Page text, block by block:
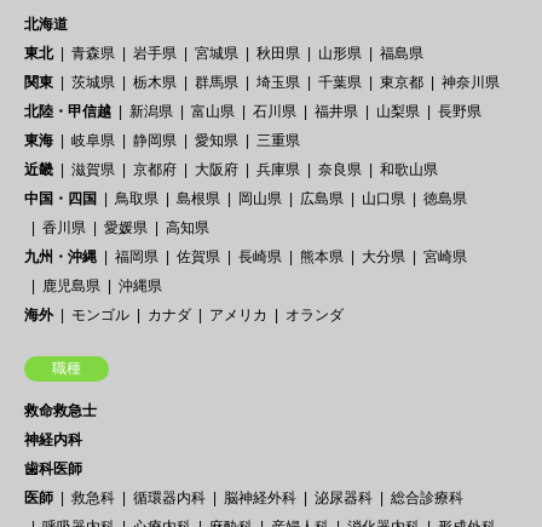
北海道
東北
青森県 岩手県 宮城県 秋田県 山形県
福島県
関東
茨城県 栃木県 群馬県 埼玉県 千葉県 東京都
神奈川県
北陸・甲信越
新潟県 富山県 石川県 福井県 山梨県
長野県
東海
岐阜県 静岡県 愛知県
三重県
近畿
滋賀県 京都府 大阪府 兵庫県 奈良県
和歌山県
中国・四国
鳥取県 島根県 岡山県 広島県 山口県
徳島県
香川県
愛媛県
高知県
九州・沖縄
福岡県 佐賀県 長崎県 熊本県 大分県
宮崎県
鹿児島県
沖縄県
海外
モンゴル カナダ アメリカ オランダ
職種
救命救急士
神経内科
歯科医師
医師
救急科 循環器内科 脳神経外科 泌尿器科
総合診療科